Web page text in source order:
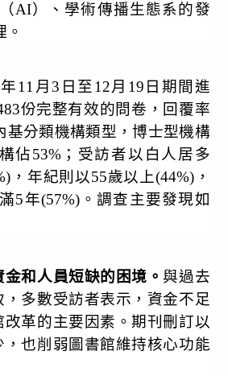
AI）、學術傳播生態系的發
。
年11 月 3 日至 12月 19 日期間進
份完整有效的問卷，回覆率
基分類機構類型，博士型機構
佔53% ；受訪者以白人居多
，年紀則以55歲以上(44%)，
5年(57%)。調查主要發現如
金和人員短缺的困境。與過去
，多數受訪者表示，資金不足
改革的主要因素。期刊刪訂以
，也削弱圖書館維持核心功能